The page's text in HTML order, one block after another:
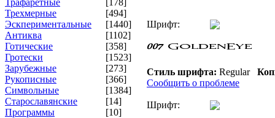
Трафаретные
[178]
Трехмерные
[494]
Эскпериментальные
[1440]
Антиква
[1102]
Готические
[358]
Гротески
[1523]
Зарубежные
[273]
Рукописные
[366]
Символьные
[1384]
Старославянские
[14]
Программы
[10]
Шрифт:
Стиль шрифта: Regular
Сообщить о проблеме
Шрифт: